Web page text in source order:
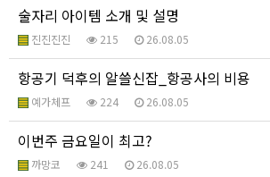
술자리 아이템 소개 및 설명
진진진진 215 26.08.05
항공기 덕후의 알쓸신잡_항공사의 비용
예가체프 224 26.08.05
이번주 금요일이 최고?
까망코 241 26.08.05